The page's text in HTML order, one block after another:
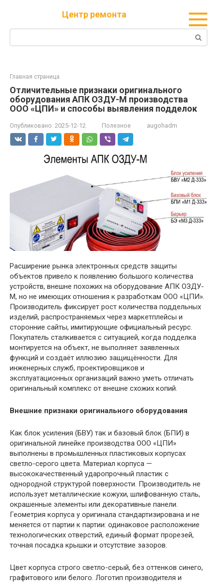
Центр ремонта
Поиск:
Главная страница
Отличительные признаки оригинального
оборудования АПК ОЗДУ-М производства
ООО «ЦПИ» и способы выявления подделок
Опубликовано: 2025-12-12 Полезное augohadm
Расширение рынка электронных средств защиты
объектов привело к появлению большого количества
устройств, внешне похожих на оборудование АПК ОЗДУ-
М, но не имеющих отношения к разработкам ООО «ЦПИ».
Производитель фиксирует рост количества поддельных
изделий, распространяемых через маркетплейсы и
сторонние сайты, имитирующие официальный ресурс.
Покупатель сталкивается с ситуацией, когда подделка
монтируется на объект, не выполняет заявленных
функций и создаёт иллюзию защищённости. Для
инженерных служб, проектировщиков и
эксплуатационных организаций важно уметь отличать
оригинальный комплекс от внешне схожих копий.
Внешние признаки оригинального оборудования
Как блок усиления (БВУ) так и базовый блок (БПИ) в
оригинальной линейке производства ООО «ЦПИ»
выполнены в промышленных пластиковых корпусах
светло-серого цвета. Материал корпуса —
высококачественный ударопрочный пластик с
однородной структурой поверхности. Производитель не
использует металлические кожухи, шлифованную сталь,
окрашенные элементы или декоративные панели.
Геометрия корпуса у оригинала стандартизирована и не
меняется от партии к партии: одинаковое расположение
технологических отверстий, единый формат прорезей,
точная посадка крышки и отсутствие зазоров.
Цвет корпуса строго светло-серый, без оттенков синего,
графитового или белого. Логотип производителя и